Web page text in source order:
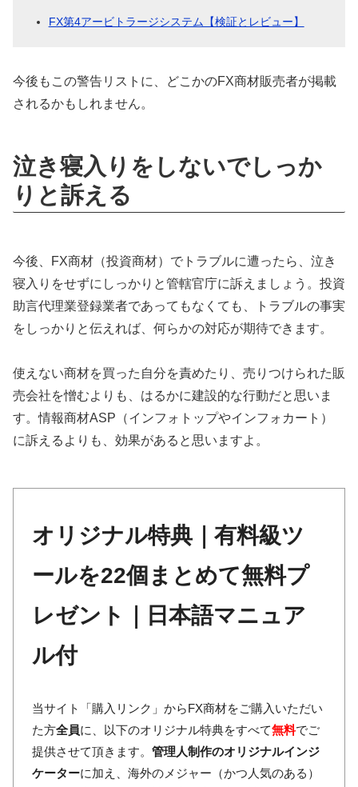
FX第4アービトラージシステム【検証とレビュー】
今後もこの警告リストに、どこかのFX商材販売者が掲載
されるかもしれません。
泣き寝入りをしないでしっか
りと訴える
今後、FX商材（投資商材）でトラブルに遭ったら、泣き
寝入りをせずにしっかりと管轄官庁に訴えましょう。投資
助言代理業登録業者であってもなくても、トラブルの事実
をしっかりと伝えれば、何らかの対応が期待できます。
使えない商材を買った自分を責めたり、売りつけられた販
売会社を憎むよりも、はるかに建設的な行動だと思いま
す。情報商材ASP（インフォトップやインフォカート）
に訴えるよりも、効果があると思いますよ。
オリジナル特典｜有料級ツ
ールを22個まとめて無料プ
レゼント｜日本語マニュア
ル付
当サイト「購入リンク」からFX商材をご購入いただい
た方全員に、以下のオリジナル特典をすべて無料でご
提供させて頂きます。 管理人制作のオリジナルインジ
ケーターに加え、海外のメジャー（かつ人気のある）